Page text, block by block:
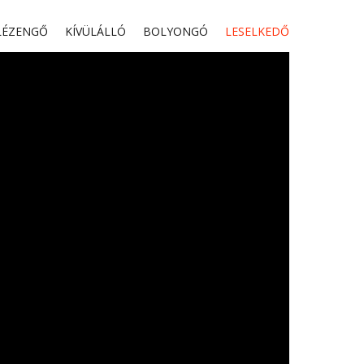
KÍVÜLÁLLÓ BOLYONGÓ LESELKEDŐ